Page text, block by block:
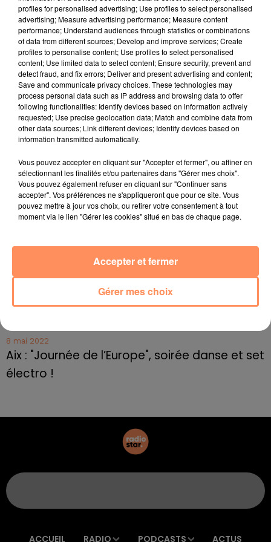
fil actus
4 juillet 2022
Radio Star Live avec Dadju
27 juin 2022
Marseille : une application pour mettre en
relation extras et...
27 juin 2022
Le cocholed pour jouer à la pétanque
jusqu'au bout de la nuit !
10 mai 2022
Toulon : des quais électrifiés pour 2023 !
10 mai 2022
Cassis organise sa traditionnelle "Fête du vin"
Marseille : appel à témoins pour retrouver
Frédéric Pache
Le rappeur marseillais Soprano invité de
8 mai 2022
Aix : "Journée de l’Europe", soirée danse et set
électro !
ACCUEIL RADIO PODCASTS ACTUS
profiles for personalised advertising; Use profiles to select personalised
advertising; Measure advertising performance; Measure content
performance; Understand audiences through statistics or combinations
of data from different sources; Develop and improve services; Create
profiles to personalise content; Use profiles to select personalised
content; Use limited data to select content; Ensure security, prevent and
detect fraud, and fix errors; Deliver and present advertising and content;
Save and communicate privacy choices. These technologies may
process personal data such as IP address and browsing data to offer
following functionalities: Identify devices based on information actively
requested; Use precise geolocation data; Match and combine data from
other data sources; Link different devices; Identify devices based on
information transmitted automatically.
Vous pouvez accepter en cliquant sur "Accepter et fermer", ou affiner en
sélectionnant les finalités et/ou partenaires dans "Gérer mes choix".
Vous pouvez également refuser en cliquant sur "Continuer sans
accepter". Vos préférences ne s'appliqueront que pour ce site. Vous
pouvez mettre à jour vos choix, ou retirer votre consentement à tout
moment via le lien "Gérer les cookies" situé en bas de chaque page.
Gérer mes choix
Accepter et fermer